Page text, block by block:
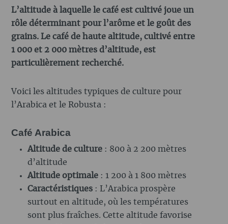
L’altitude à laquelle le café est cultivé joue un
rôle déterminant pour l’arôme et le goût des
grains. Le café de haute altitude, cultivé entre
1 000 et 2 000 mètres d’altitude, est
particulièrement recherché.
Voici les altitudes typiques de culture pour
l’Arabica et le Robusta :
Café Arabica
Altitude de culture : 800 à 2 200 mètres
d’altitude
Altitude optimale : 1 200 à 1 800 mètres
Caractéristiques : L’Arabica prospère
surtout en altitude, où les températures
sont plus fraîches. Cette altitude favorise